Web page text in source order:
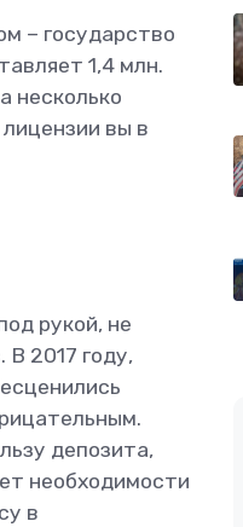
– государство
1,4 млн.
несколько
вы в
рукой, не
2017 году,
депозита,
необходимости
в